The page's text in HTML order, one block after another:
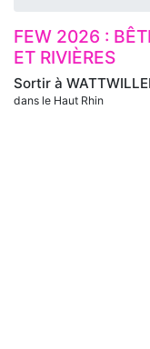
Sortir à
dans le Haut Rhin
FEW 2026 :
ET RIVIÈRES